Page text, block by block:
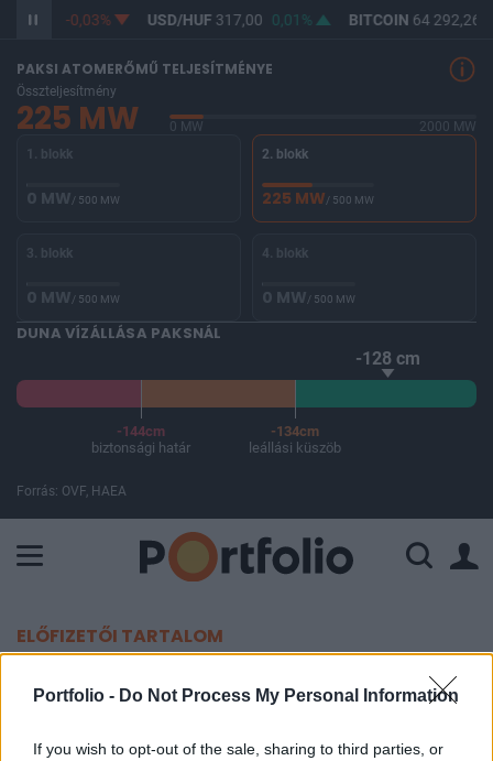
Portfolio - Do Not Process My Personal Information
If you wish to opt-out of the sale, sharing to third parties, or
365,28 -0,03% USD/HUF 317,00 0,01% BITCOIN 64 292,26
PAKSI ATOMERŐMŰ TELJESÍTMÉNYE
Összteljesítmény
225 MW 0 MW
2000 MW
1. blokk
0 MW/ 500 MW
2. blokk
225 MW/ 500 MW
3. blokk
0 MW/ 500 MW
4. blokk
0 MW/ 500 MW
DUNA VÍZÁLLÁSA PAKSNÁL
-128 cm
-144cm
biztonsági határ
-134cm
leállási küszöb
Forrás: OVF, HAEA
ELŐFIZETŐI TARTALOM
Figyelmeztetett a Világbank: